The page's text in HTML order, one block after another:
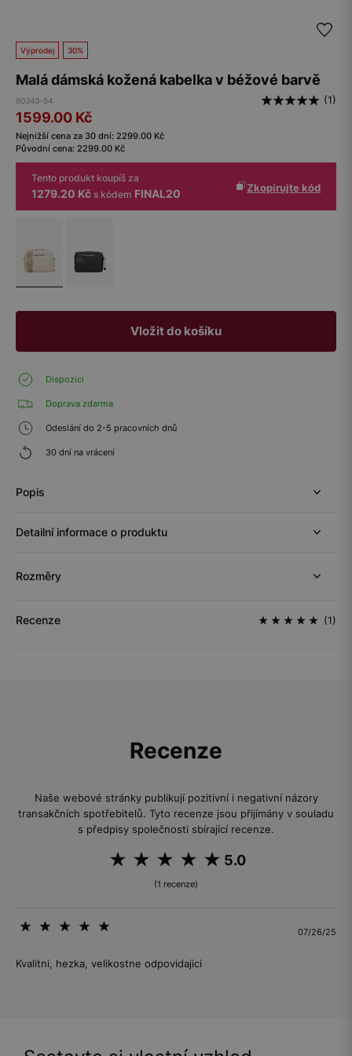
Výprodej 30%
Malá dámská kožená kabelka v béžové barvě
80343-54 (1)
1599.00 Kč
Nejnižší cena za 30 dní: 2299.00 Kč
Původní cena: 2299.00 Kč
Tento produkt koupíš za
1279.20 Kč s kódem FINAL20 Zkopírujte kód
Vložit do košíku
Dispozici
Doprava zdarma
Odeslání do 2-5 pracovních dnů
30 dní na vrácení
Popis
Detailní informace o produktu
Rozměry
Recenze (1)
Recenze
Naše webové stránky publikují pozitivní i negativní názory
transakčních spotřebitelů. Tyto recenze jsou přijímány v souladu
s předpisy společnosti sbírající recenze.
5.0
(1 recenze)
07/26/25
Kvalitni, hezka, velikostne odpovidajici